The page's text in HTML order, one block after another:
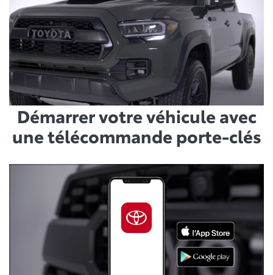
Démarrer votre véhicule avec
une télécommande porte-clés